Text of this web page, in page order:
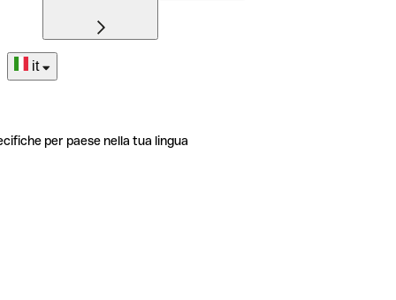
it
per paese nella tua lingua